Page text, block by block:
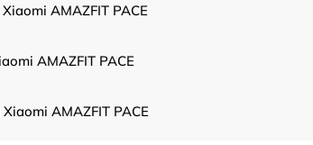
AMAZFIT PACE
AMAZFIT PACE
AMAZFIT PACE